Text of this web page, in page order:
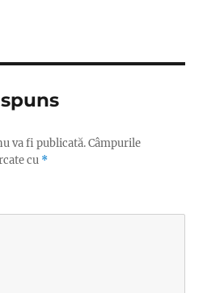
va fi publicată.Câmpurile
cu *